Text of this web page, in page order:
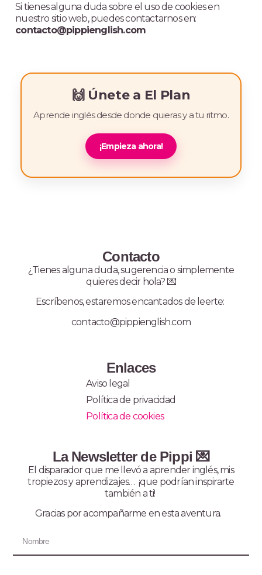
Si tienes alguna duda sobre el uso de cookies en
nuestro sitio web, puedes contactarnos en:
contacto@pippienglish.com
🙌 Únete a El Plan
Aprende inglés desde donde quieras y a tu ritmo.
¡Empieza ahora!
Contacto
¿Tienes alguna duda, sugerencia o simplemente
quieres decir hola? 💌
Escríbenos, estaremos encantados de leerte:
contacto@pippienglish.com
Enlaces
Aviso legal
Política de privacidad
Política de cookies
La Newsletter de Pippi 💌
El disparador que me llevó a aprender inglés, mis
tropiezos y aprendizajes… ¡que podrían inspirarte
también a ti!
Gracias por acompañarme en esta aventura.